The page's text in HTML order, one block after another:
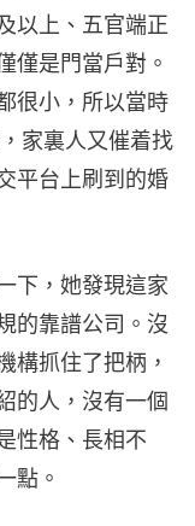
以上、五官端正
僅是門當戶對。
很小，所以當時
家裏人又催着找
平台上刷到的婚
下，她發現這家
的靠譜公司。沒
構抓住了把柄，
的人，沒有一個
性格、長相不
點。